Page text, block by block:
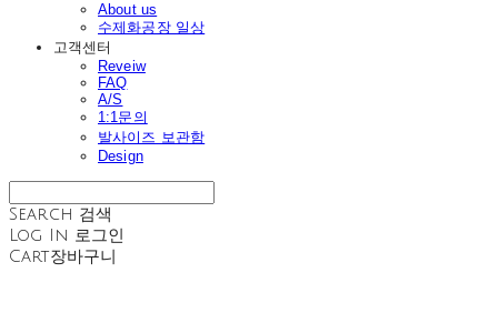
About us
수제화공장 일상
고객센터
Reveiw
FAQ
A/S
1:1문의
발사이즈 보관함
Design
Search 검색
Log In 로그인
Cart장바구니